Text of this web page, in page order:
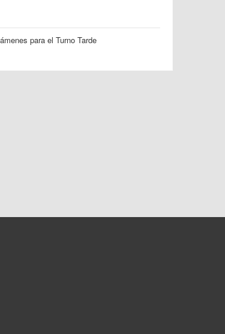
para el Turno Tarde